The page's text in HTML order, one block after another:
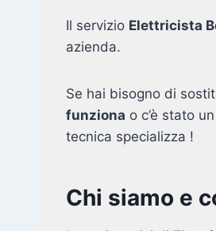
Il servizio Elettricista
azienda.
Se hai bisogno di
funziona o c’è stato un
tecnica specializza !
Chi siamo e